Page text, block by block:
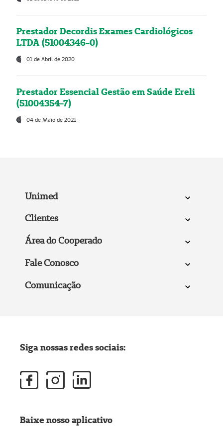
Prestador Decordis Exames Cardiológicos
LTDA (51004346-0)
01 de Abril de 2020
Prestador Essencial Gestão em Saúde Ereli
(51004354-7)
04 de Maio de 2021
Unimed
Clientes
Área do Cooperado
Fale Conosco
Comunicação
Siga nossas redes sociais:
Baixe nosso aplicativo